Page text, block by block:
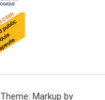
Theme: Markup by